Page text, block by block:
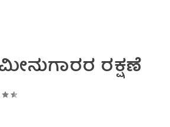
ರಕ್ಷಣೆ